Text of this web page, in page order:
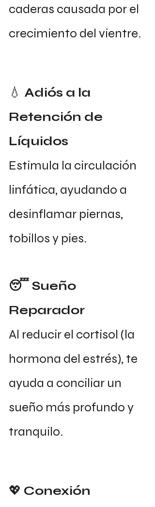
caderas causada por el
crecimiento del vientre.
💧 Adiós a la
Retención de
Líquidos
Estimula la circulación
linfática, ayudando a
desinflamar piernas,
tobillos y pies.
😴 Sueño
Reparador
Al reducir el cortisol (la
hormona del estrés), te
ayuda a conciliar un
sueño más profundo y
tranquilo.
💖 Conexión